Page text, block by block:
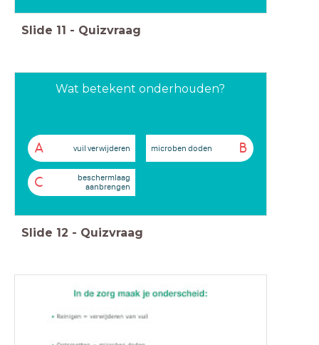
Slide 11 - Quizvraag
Wat betekent onderhouden?
A vuil verwijderen B
microben doden
C
beschermlaag
aanbrengen
Slide 12 - Quizvraag